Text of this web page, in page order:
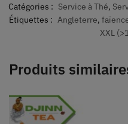
Catégories : Service à Thé,
Étiquettes : Angleterre,
XXL
Produits